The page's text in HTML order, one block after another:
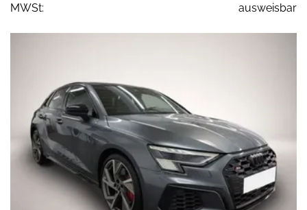
MWSt:
ausweisbar